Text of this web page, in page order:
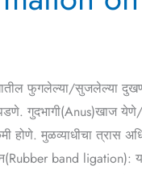
फुगलेल्या/सुजलेल्या
गुदभागी(Anus)खाज
मुळव्याधीचा त्रास
band ligation): या